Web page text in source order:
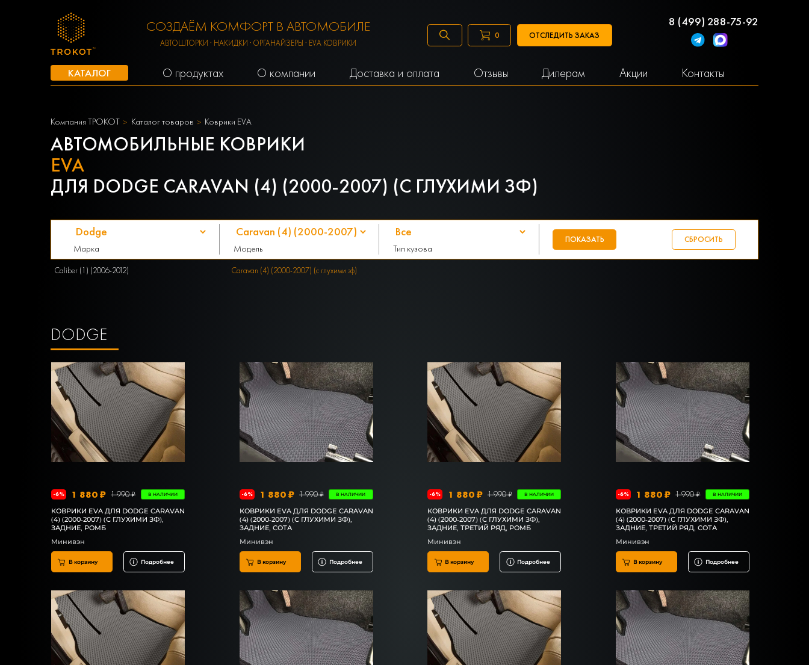
СОЗДАЁМ КОМФОРТ В АВТОМОБИЛЕ
АВТОШТОРКИ · НАКИДКИ · ОРГАНАЙЗЕРЫ · EVA КОВРИКИ
0 ОТСЛЕДИТЬ ЗАКАЗ
8 (499) 288-75-92
КАТАЛОГ О продуктах О компании Доставка и оплата Отзывы Дилерам Акции Контакты
Компания ТРОКОТ Каталог товаров Коврики EVA
АВТОМОБИЛЬНЫЕ КОВРИКИ
EVA
ДЛЯ DODGE CARAVAN (4) (2000-2007) (С ГЛУХИМИ ЗФ)
Марка Модель Тип кузова
Caliber (1) (2006-2012) Caravan (4) (2000-2007) (с глухими зф)
DODGE
-6% 1 880 ₽ 1 990 ₽ В НАЛИЧИИ
КОВРИКИ EVA ДЛЯ DODGE CARAVAN
(4) (2000-2007) (С ГЛУХИМИ ЗФ),
ЗАДНИЕ, РОМБ
Минивэн
В корзину Подробнее
-6% 1 880 ₽ 1 990 ₽ В НАЛИЧИИ
КОВРИКИ EVA ДЛЯ DODGE CARAVAN
(4) (2000-2007) (С ГЛУХИМИ ЗФ),
ЗАДНИЕ, СОТА
Минивэн
В корзину Подробнее
-6% 1 880 ₽ 1 990 ₽ В НАЛИЧИИ
КОВРИКИ EVA ДЛЯ DODGE CARAVAN
(4) (2000-2007) (С ГЛУХИМИ ЗФ),
ЗАДНИЕ, ТРЕТИЙ РЯД, РОМБ
Минивэн
В корзину Подробнее
-6% 1 880 ₽ 1 990 ₽ В НАЛИЧИИ
КОВРИКИ EVA ДЛЯ DODGE CARAVAN
(4) (2000-2007) (С ГЛУХИМИ ЗФ),
ЗАДНИЕ, ТРЕТИЙ РЯД, СОТА
Минивэн
В корзину Подробнее